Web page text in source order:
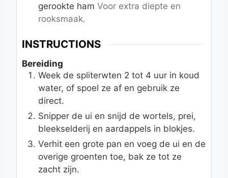
gerookte ham Voor extra diepte en
rooksmaak.
INSTRUCTIONS
Bereiding
Week de spliterwten 2 tot 4 uur in koud
water, of spoel ze af en gebruik ze
direct.
Snipper de ui en snijd de wortels, prei,
bleekselderij en aardappels in blokjes.
Verhit een grote pan en voeg de ui en de
overige groenten toe, bak ze tot ze
zacht zijn.